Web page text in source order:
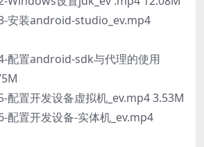
安装android-studio_ev.mp4
置android-sdk与代理的使用
置开发设备虚拟机_ev.mp4 3.53M
置开发设备-实体机_ev.mp4